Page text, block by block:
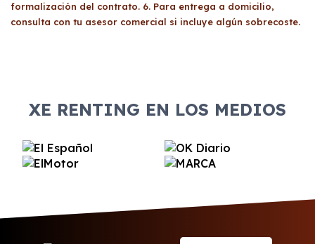
formalización del contrato. 6. Para entrega a domicilio,
consulta con tu asesor comercial si incluye algún sobrecoste.
XE RENTING EN LOS MEDIOS